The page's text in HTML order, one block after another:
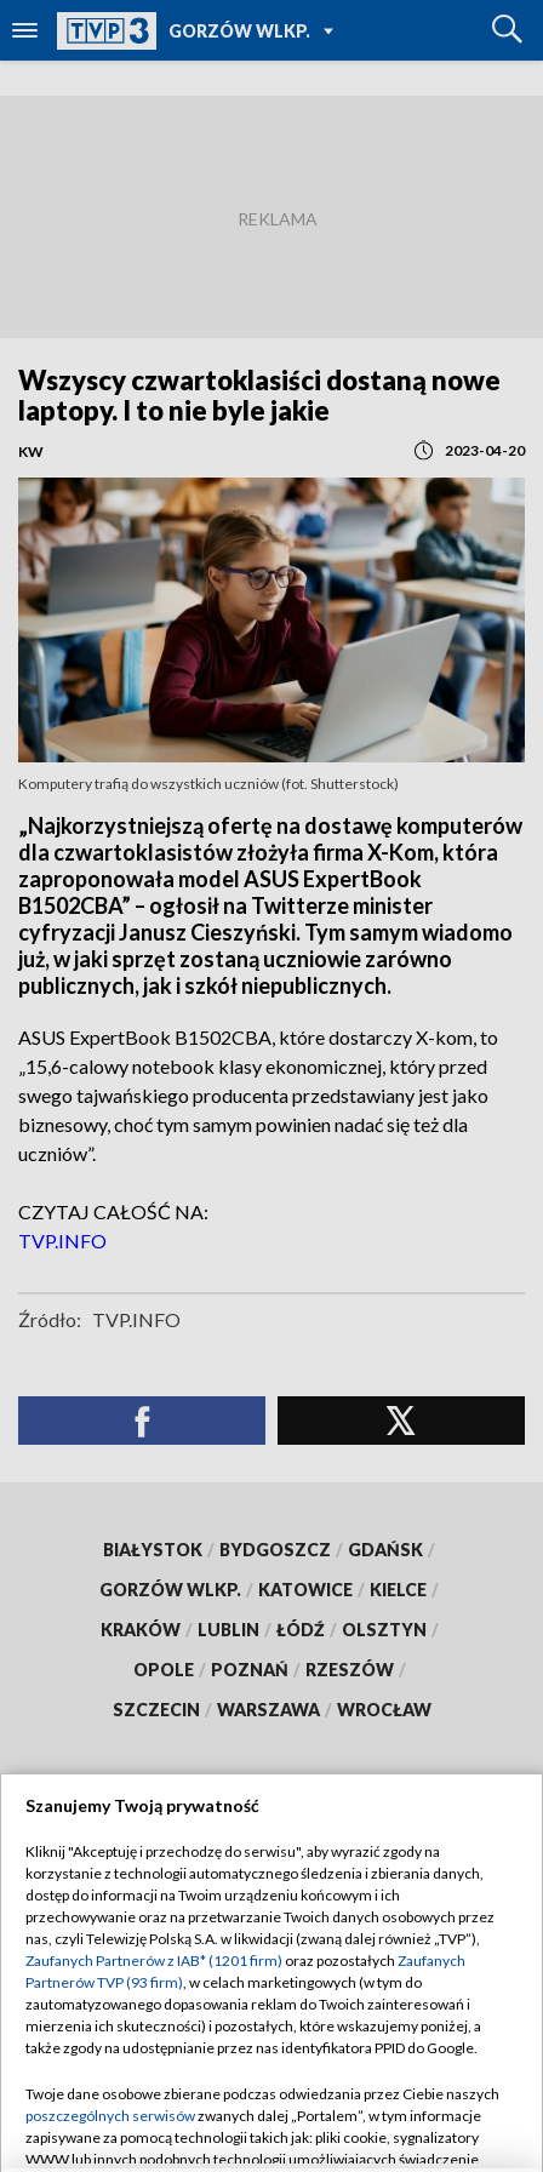
GORZÓW WLKP.
TVP REGIONY
Wszyscy czwartoklasiści dostaną nowe
laptopy. I to nie byle jakie
KW 2023-04-20
Komputery trafią do wszystkich uczniów (fot. Shutterstock)
„Najkorzystniejszą ofertę na dostawę komputerów
dla czwartoklasistów złożyła firma X-Kom, która
zaproponowała model ASUS ExpertBook
B1502CBA” – ogłosił na Twitterze minister
cyfryzacji Janusz Cieszyński. Tym samym wiadomo
już, w jaki sprzęt zostaną uczniowie zarówno
publicznych, jak i szkół niepublicznych.
ASUS ExpertBook B1502CBA, które dostarczy X-kom, to
„15,6-calowy notebook klasy ekonomicznej, który przed
swego tajwańskiego producenta przedstawiany jest jako
biznesowy, choć tym samym powinien nadać się też dla
uczniów”.
CZYTAJ CAŁOŚĆ NA:
TVP.INFO
Źródło: TVP.INFO
BIAŁYSTOK / BYDGOSZCZ / GDAŃSK /
GORZÓW WLKP. / KATOWICE / KIELCE /
KRAKÓW / LUBLIN / ŁÓDŹ / OLSZTYN /
OPOLE / POZNAŃ / RZESZÓW /
SZCZECIN / WARSZAWA / WROCŁAW
TVP
Abonament TVP
Emisja w TVP
Centrum informacji TVP
Naziemna Telewizja Cyfrowa
Rada Programowa
System NOS
Regulamin TVP
Polityka prywatności
Moje zgody
Pomoc
Kontakt
Szanujemy Twoją prywatność
Kliknij "Akceptuję i przechodzę do serwisu", aby wyrazić zgody na
korzystanie z technologii automatycznego śledzenia i zbierania danych,
dostęp do informacji na Twoim urządzeniu końcowym i ich
przechowywanie oraz na przetwarzanie Twoich danych osobowych przez
nas, czyli Telewizję Polską S.A. w likwidacji (zwaną dalej również „TVP”),
Zaufanych Partnerów z IAB* (1201 firm) oraz pozostałych Zaufanych
Partnerów TVP (93 firm), w celach marketingowych (w tym do
zautomatyzowanego dopasowania reklam do Twoich zainteresowań i
mierzenia ich skuteczności) i pozostałych, które wskazujemy poniżej, a
także zgody na udostępnianie przez nas identyfikatora PPID do Google.
Twoje dane osobowe zbierane podczas odwiedzania przez Ciebie naszych
poszczególnych serwisówzwanych dalej „Portalem”, w tym informacje
zapisywane za pomocą technologii takich jak: pliki cookie, sygnalizatory
WWW lub innych podobnych technologii umożliwiających świadczenie